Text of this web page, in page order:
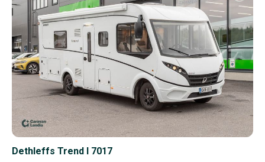
Dethleffs Trend I 7017